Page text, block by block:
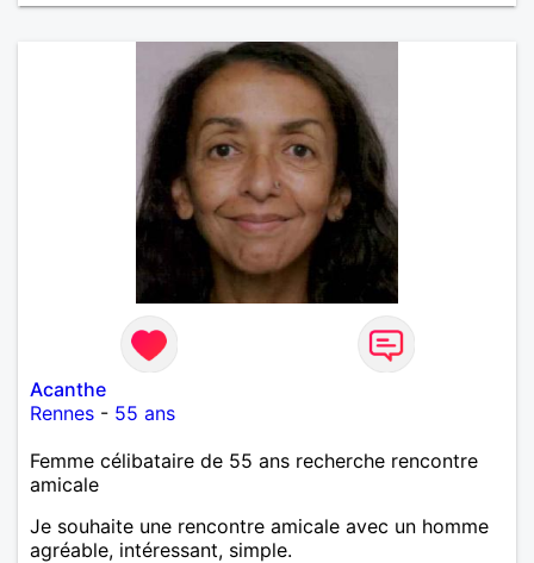
Acanthe
Rennes - 55 ans
Femme célibataire de 55 ans recherche rencontre
amicale
Je souhaite une rencontre amicale avec un homme
agréable, intéressant, simple.